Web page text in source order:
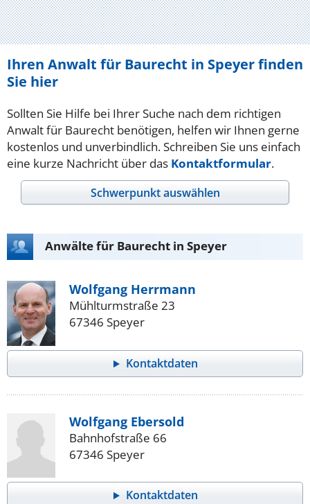
Ihren Anwalt für Baurecht in Speyer finden
Sie hier
Sollten Sie Hilfe bei Ihrer Suche nach dem richtigen
Anwalt für Baurecht benötigen, helfen wir Ihnen gerne
kostenlos und unverbindlich. Schreiben Sie uns einfach
eine kurze Nachricht über das Kontaktformular.
Schwerpunkt auswählen
Anwälte für Baurecht in Speyer
Wolfgang Herrmann
Mühlturmstraße 23
67346 Speyer
Kontaktdaten
Wolfgang Ebersold
Bahnhofstraße 66
67346 Speyer
Kontaktdaten